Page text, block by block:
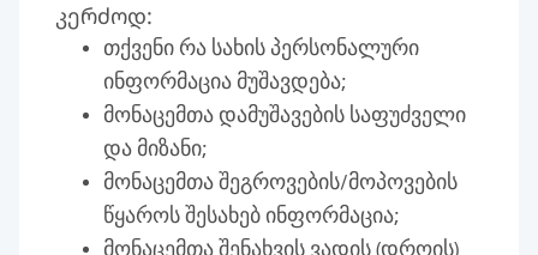
კერძოდ:
თქვენი რა სახის პერსონალური
ინფორმაცია მუშავდება;
მონაცემთა დამუშავების საფუძველი
და მიზანი;
მონაცემთა შეგროვების/მოპოვების
წყაროს შესახებ ინფორმაცია;
მონაცემთა შენახვის ვადის (დროის)